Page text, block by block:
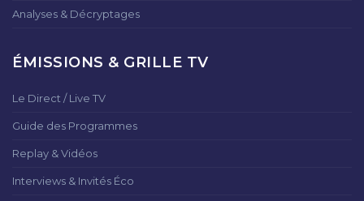
Analyses & Décryptages
ÉMISSIONS & GRILLE TV
Le Direct / Live TV
Guide des Programmes
Replay & Vidéos
Interviews & Invités Éco